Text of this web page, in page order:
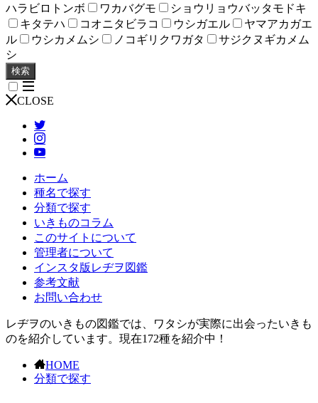
ハラビロトンボ ワカバグモ
ショウリョウバッタモドキ
キタテハ
コオニタビラコ ウシガエル
ヤマアカガエ
ル
ウシカメムシ ノコギリクワガタ
サジクヌギカメム
シ
検索
CLOSE
ホーム
種名で探す
分類で探す
いきものコラム
このサイトについて
管理者について
インスタ版レヂヲ図鑑
参考文献
お問い合わせ
レヂヲのいきもの図鑑では、ワタシが実際に出会ったいきも
のを紹介しています。現在172種を紹介中！
HOME
分類で探す